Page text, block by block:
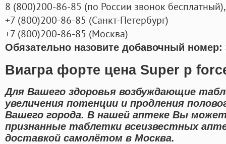
8 (800)200-86-85 (по России звонок бесплатный),
+7 (800)200-86-85 (Санкт-Петербург)
+7 (800)200-86-85 (Москва)
Обязательно назовите добавочный номер:
Виагра форте цена Super p
Для Вашего здоровья возбуждающие
увеличения потенции и продления
Вашего города. В нашей аптеке Вы
признанные таблетки всеизвестных
доставкой самолётом в Москва.